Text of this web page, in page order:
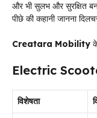
और भी सुलभ और सुरक्षित
पीछे की कहानी जानना
Creatara Mobility
Electric
विशेषता